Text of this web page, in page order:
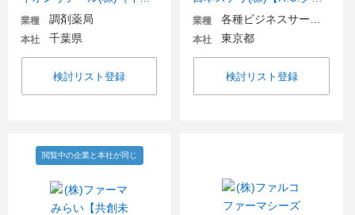
業種 調剤薬局
本社 千葉県
検討リスト登録
業種
本社 東京都
検討リスト登録
閲覧中の企業と本社が同じ